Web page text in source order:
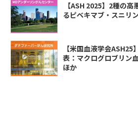
【ASH 2025】2種の
るピベキマブ・スニリ
【米国血液学会
表：マクログロブリン
ほか